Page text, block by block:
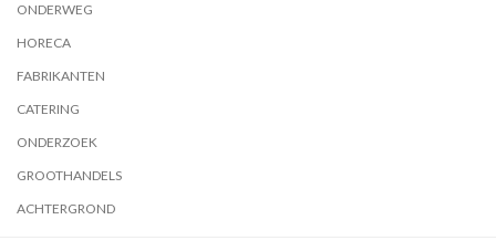
ONDERWEG
HORECA
FABRIKANTEN
CATERING
ONDERZOEK
GROOTHANDELS
ACHTERGROND